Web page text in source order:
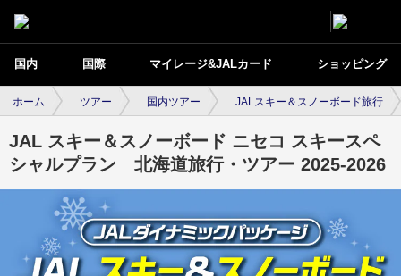
国内 国際 マイレージ&JALカード ショッピング
ホーム ツアー 国内ツアー JALスキー＆スノーボード旅行
JAL スキー＆スノーボード ニセコ スキースペ
シャルプラン 北海道旅行・ツアー 2025-2026